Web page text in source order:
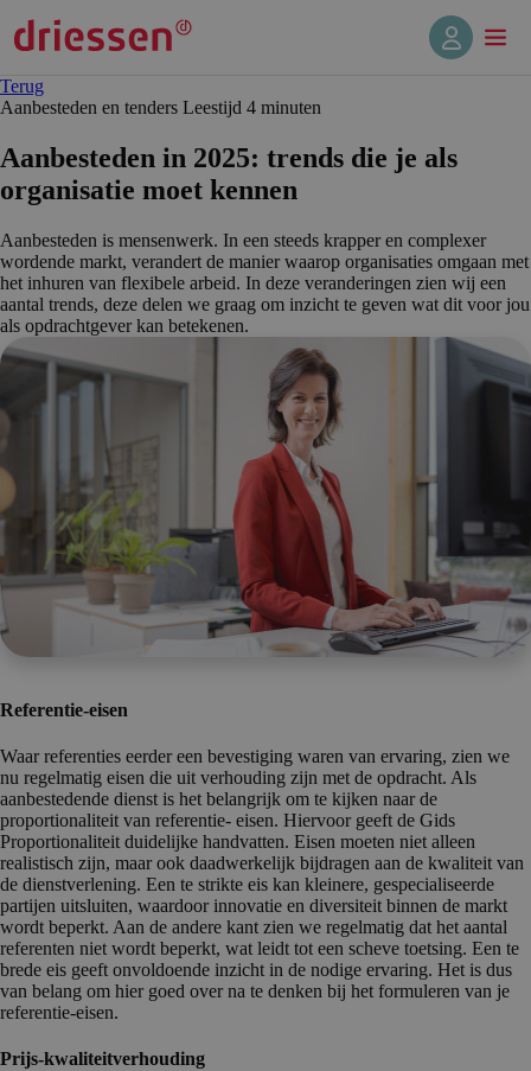
Terug
Aanbesteden en tenders Leestijd 4 minuten
Aanbesteden in 2025: trends die je als
organisatie moet kennen
Aanbesteden is mensenwerk. In een steeds krapper en complexer
wordende markt, verandert de manier waarop organisaties omgaan met
het inhuren van flexibele arbeid. In deze veranderingen zien wij een
aantal trends, deze delen we graag om inzicht te geven wat dit voor jou
als opdrachtgever kan betekenen.
Referentie-eisen
Waar referenties eerder een bevestiging waren van ervaring, zien we
nu regelmatig eisen die uit verhouding zijn met de opdracht. Als
aanbestedende dienst is het belangrijk om te kijken naar de
proportionaliteit van referentie- eisen. Hiervoor geeft de Gids
Proportionaliteit duidelijke handvatten. Eisen moeten niet alleen
realistisch zijn, maar ook daadwerkelijk bijdragen aan de kwaliteit van
de dienstverlening. Een te strikte eis kan kleinere, gespecialiseerde
partijen uitsluiten, waardoor innovatie en diversiteit binnen de markt
wordt beperkt. Aan de andere kant zien we regelmatig dat het aantal
referenten niet wordt beperkt, wat leidt tot een scheve toetsing. Een te
brede eis geeft onvoldoende inzicht in de nodige ervaring. Het is dus
van belang om hier goed over na te denken bij het formuleren van je
referentie-eisen.
Prijs-kwaliteitverhouding